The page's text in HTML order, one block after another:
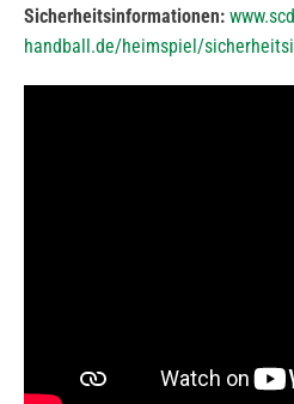
Sicherheitsinformationen:
handball.de/heimspiel/